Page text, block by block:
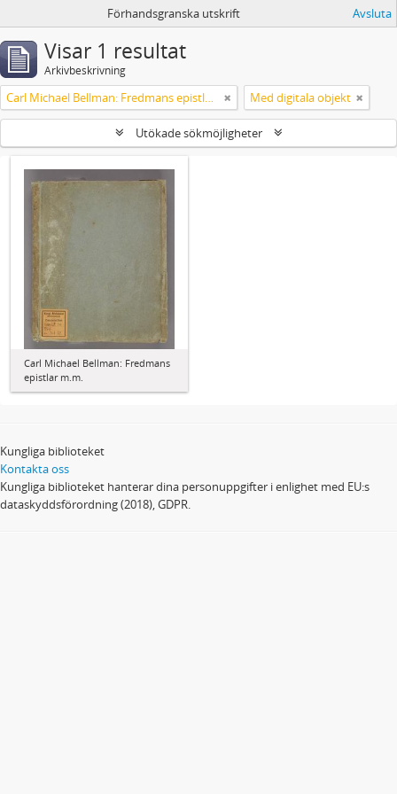
Förhandsgranska utskrift Avsluta
Visar 1 resultat
Arkivbeskrivning
Carl Michael Bellman: Fredmans epistlar m.m. Med digitala objekt
Utökade sökmöjligheter
Carl Michael Bellman: Fredmans
epistlar m.m.
Kungliga biblioteket
Kontakta oss
Kungliga biblioteket hanterar dina personuppgifter i enlighet med EU:s
dataskyddsförordning (2018), GDPR.